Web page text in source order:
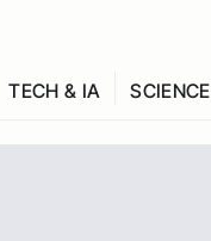
TECH & IA SCIENCE